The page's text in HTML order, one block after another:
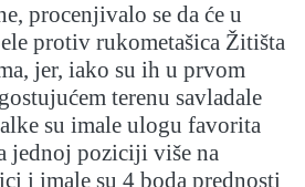
procenjivalo se da će u
protiv rukometašica Žitišta
jer, iako su ih u prvom
terenu savladale
su imale ulogu favorita
jednoj poziciji više na
i imale su 4 boda prednosti